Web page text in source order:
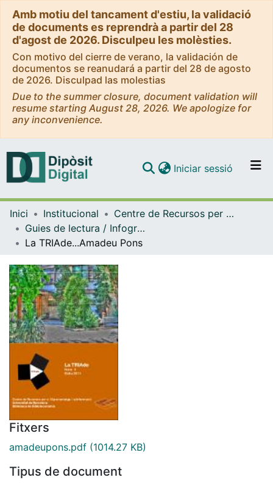
Amb motiu del tancament d'estiu, la validació
de documents es reprendrà a partir del 28
d'agost de 2026. Disculpeu les molèsties.
Con motivo del cierre de verano, la validación de
documentos se reanudará a partir del 28 de agosto
de 2026. Disculpad las molestias
Due to the summer closure, document validation will
resume starting August 28, 2026. We apologize for
any inconvenience.
Navega per tot el DD
Com publicar
Iniciar sessió (current)
Inici Institucional
Centre de Recursos per a l'Aprenentatge i la Investigació (CRAI-UB) - Institucional
Guies de lectura / Infografies / Recomanacions (CRAI-UB)
La TRIAde...Amadeu Pons
Fitxers
amadeupons.pdf (1014.27 KB)
Tipus de document